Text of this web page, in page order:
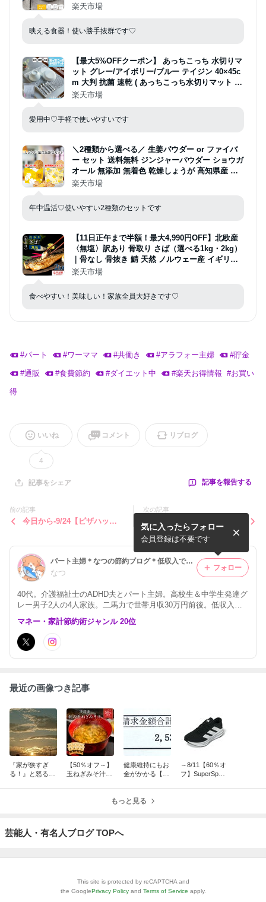
ラット皿 切立皿 結婚祝い 陶器 美濃焼 黒 グレー
楽天市場
映える食器！使い勝手抜群です♡
【最大5%OFFクーポン】 あっちこっち 水切りマ
ット グレー/アイボリー/ブルー テイジン 40×45c
m 大判 抗菌 速乾 ( あっちこっち水切りマット キ
ッチン 吸水マット 水切り 水きり 吸水 速乾 洗濯
サイド 折りたたみ )
楽天市場
愛用中♡手軽で使いやすいです
＼2種類から選べる／ 生姜パウダー or ファイバ
ー セット 送料無料 ジンジャーパウダー ショウガ
オール 無添加 無着色 乾燥しょうが 高知県産 生
姜 粉末 食物繊維 クラフトジンジャー メール便
楽天市場
年中温活♡使いやすい2種類のセットです
【11日正午まで半額！最大4,990円OFF】北欧産
〈無塩〉訳あり 骨取り さば（選べる1kg・2kg）
｜骨なし 骨抜き 鯖 天然 ノルウェー産 イギリス
産 冷凍 ストック 業務用 食品 離乳食 お弁当 プロ
楽天市場
食べやすい！美味しい！家族全員大好きです♡
#パート #ワーママ #共働き #アラフォー主婦 #貯金
#通販 #食費節約 #ダイエット中 #楽天お得情報 #お買い
得
いいね
4
コメント リブログ
記事をシェア 記事を報告する
前の記事
今日から-9/24【ピザハッ
リ注文限定
次の記事
~10/2【セブンイレブン】お
酒を買うとお酒が当たる！サ
ントリー生ビール！
パート主婦＊なつの節約ブログ＊低収入でも心豊かな暮らし
なつ
40代。介護福祉士のADHD夫とパート主婦。高校生＆中学生発達グ
レー男子2人の4人家族。二馬力で世帯月収30万円前後。低収入で
も我慢なしで楽しめる節約方法を毎日書いています。長男が大学進
学希望のため必死に仕事中。東日本大震災で住まい全壊からの立て
直し。
気に入ったらフォロー
会員登録は不要です
フォロー
マネー・家計節約術ジャンル 20位
最近の画像つき記事
『家が狭すぎ
る！』と怒る中
【50％オフ～】
玉ねぎみそ汁、
健康維持にもお
金がかかる【歯
きました。年間
～8/11【60％オ
フ】SuperSport
もっと見る
芸能人・有名人ブログ TOPへ
This site is protected by reCAPTCHA and
the GooglePrivacy Policy and Terms of Service apply.